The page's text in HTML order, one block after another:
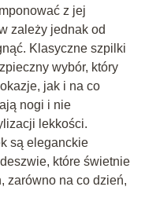
z jej
zależy jednak od
Klasyczne szpilki
wybór, który
jak i na co
nogi i nie
lekkości.
są eleganckie
które świetnie
zarówno na co dzień,